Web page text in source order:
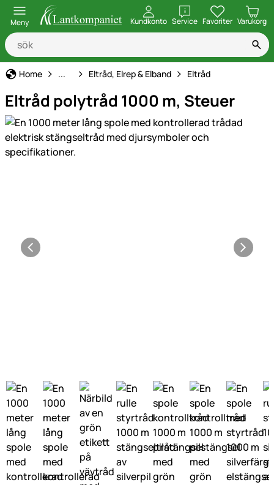
Meny Kundkonto ServiceöppnaFavoriter Varukorg
Home Elstängsel
... Eltråd, Elrep & Elband Eltråd
Eltråd polytråd 1000 m, Steuer
Produktgaleri